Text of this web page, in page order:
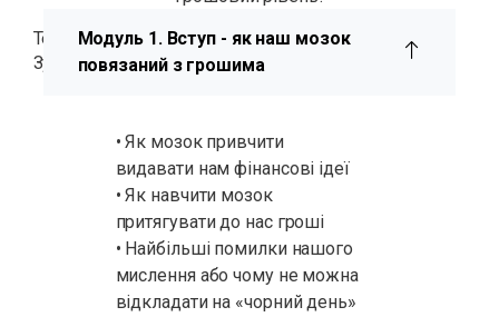
Термін навчання –10 тижнів.
Зустрічаємось: один раз на тиждень!
Модуль 1. Вступ - як наш мозок
повязаний з грошима
• Як мозок привчити
видавати нам фінансові ідеї
• Як навчити мозок
притягувати до нас гроші
• Найбільші помилки нашого
мислення або чому не можна
відкладати на «чорний день»